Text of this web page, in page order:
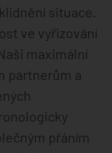
situace.
ve vyřizování
maximální
partnerům a
přáním